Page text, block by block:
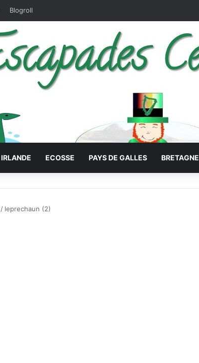
Blogroll
IRLANDE ECOSSE PAYS DE GALLES BRETAGNE
/ leprechaun (2)